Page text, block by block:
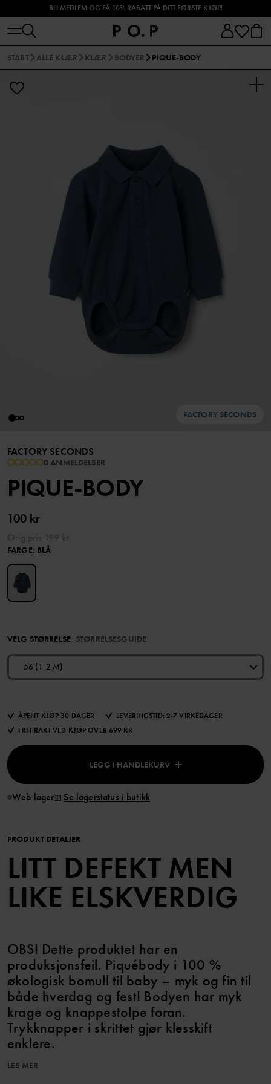
SHOP HØSTENS NYHETER!
START ALLE KLÆR KLÆR BODYER PIQUE-BODY
FACTORY SECONDS
FACTORY SECONDS
0 ANMELDELSER
PIQUE-BODY
100 kr
FARGE: BLÅ
VELG STØRRELSE STØRRELSESGUIDE
56 (1-2 M)
ÅPENT KJØP 30 DAGER
LEVERINGSTID: 2-7 VIRKEDAGER
FRI FRAKT VED KJØP OVER 699 KR
LEGG I HANDLEKURV
Web lager Se lagerstatus i butikk
PRODUKT DETALJER
LITT DEFEKT MEN
LIKE ELSKVERDIG
OBS! Dette produktet har en
produksjonsfeil. Piquébody i 100 %
økologisk bomull til baby – myk og fin til
både hverdag og fest! Bodyen har myk
krage og knappestolpe foran.
Trykknapper i skrittet gjør klesskift
enklere.
LES MER